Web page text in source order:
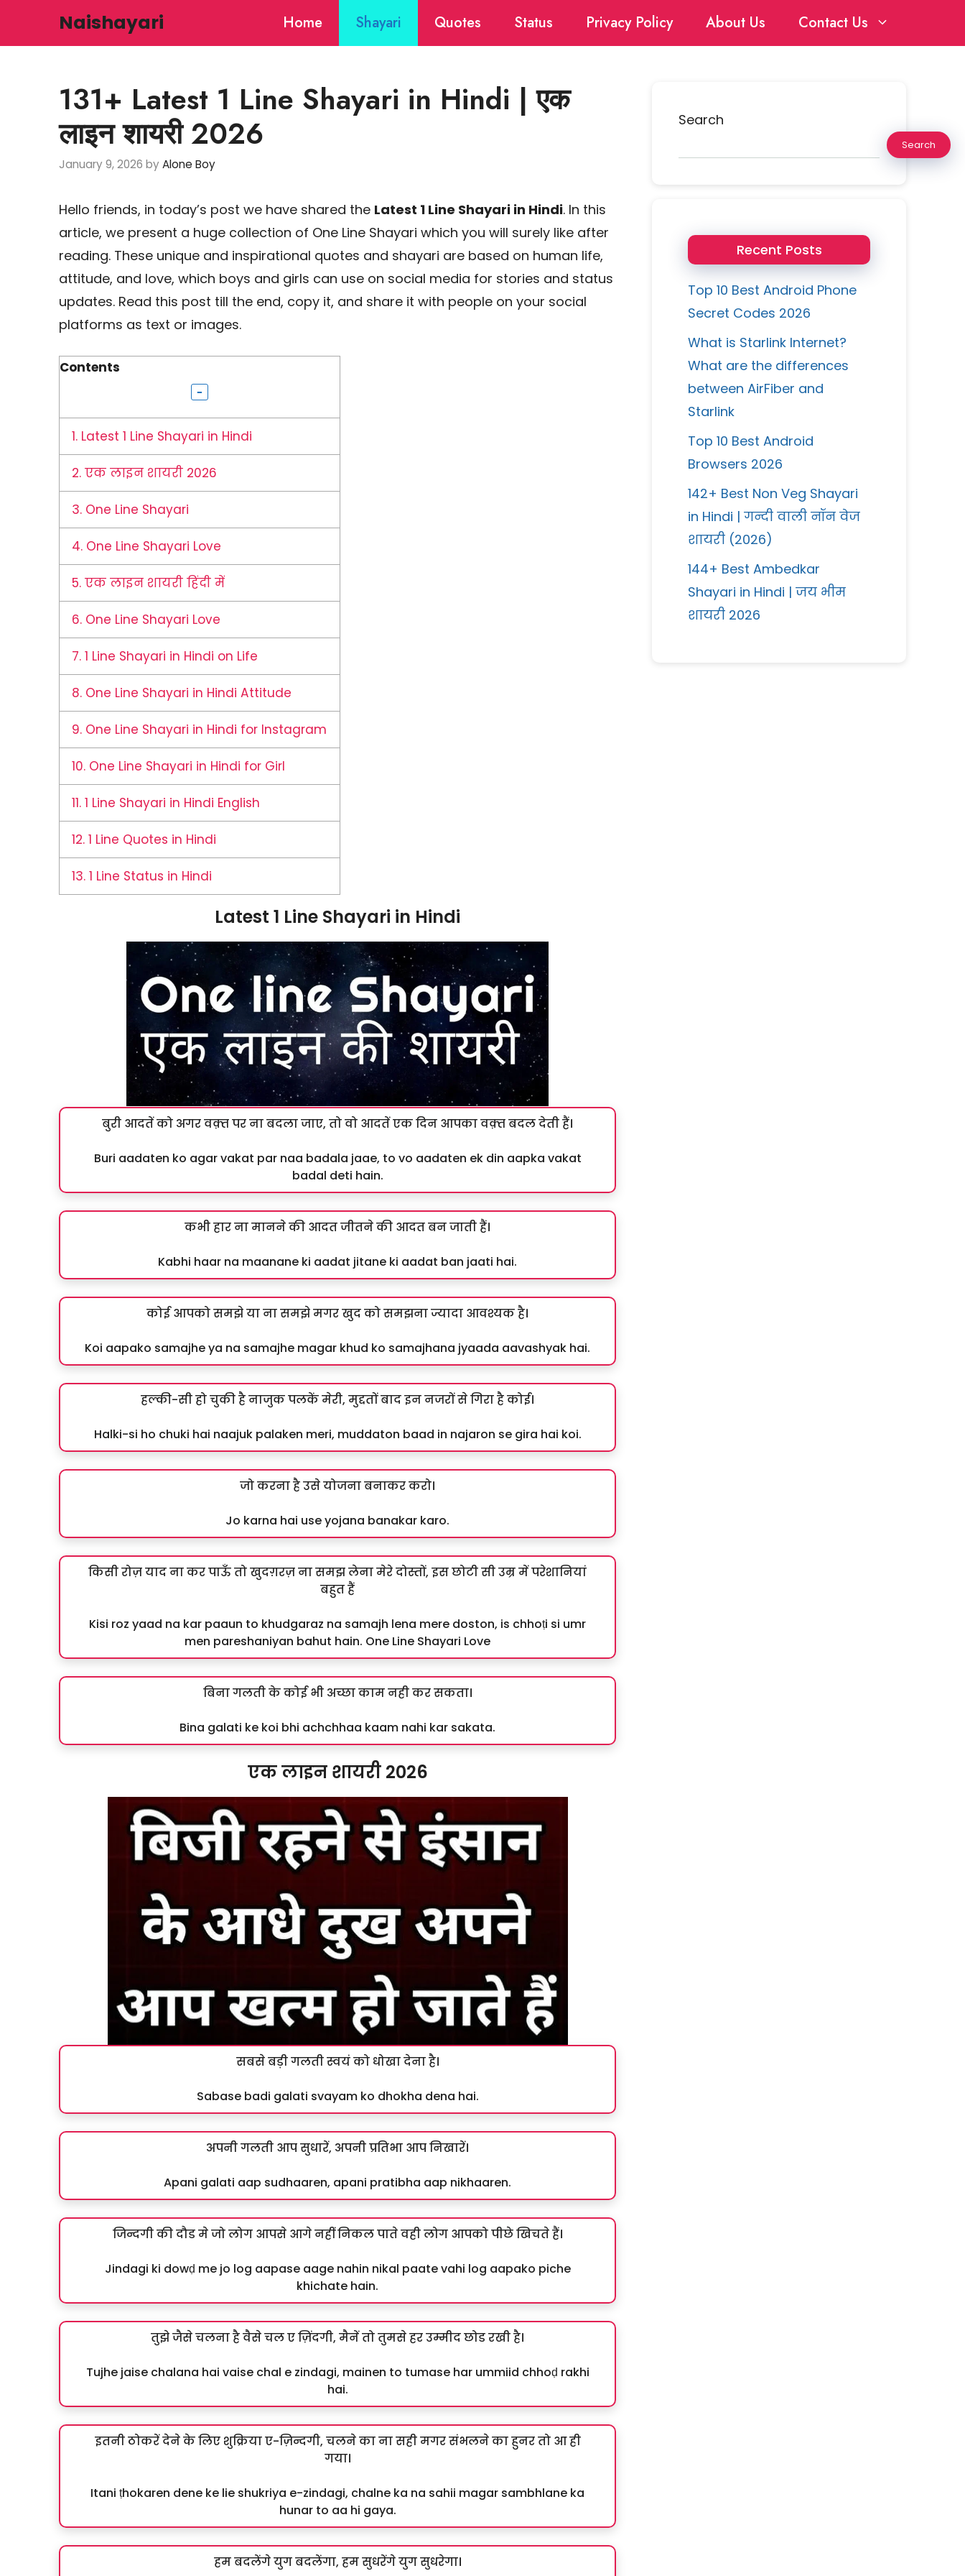
Naishayari Home Shayari Quotes Status Privacy Policy About Us Contact Us
131+ Latest 1 Line Shayari in Hindi | एक
लाइन शायरी 2026
January 9, 2026 by Alone Boy
Hello friends, in today’s post we have shared the Latest 1 Line Shayari in Hindi. In this
article, we present a huge collection of One Line Shayari which you will surely like after
reading. These unique and inspirational quotes and shayari are based on human life,
attitude, and love, which boys and girls can use on social media for stories and status
updates. Read this post till the end, copy it, and share it with people on your social
platforms as text or images.
Contents
1. Latest 1 Line Shayari in Hindi
2. एक लाइन शायरी 2026
3. One Line Shayari
4. One Line Shayari Love
5. एक लाइन शायरी हिंदी में
6. One Line Shayari Love
7. 1 Line Shayari in Hindi on Life
8. One Line Shayari in Hindi Attitude
9. One Line Shayari in Hindi for Instagram
10. One Line Shayari in Hindi for Girl
11. 1 Line Shayari in Hindi English
12. 1 Line Quotes in Hindi
13. 1 Line Status in Hindi
Latest 1 Line Shayari in Hindi
बुरी आदतें को अगर वक़्त पर ना बदला जाए, तो वो आदतें एक दिन आपका वक़्त बदल देती हैं।
Buri aadaten ko agar vakat par naa badala jaae, to vo aadaten ek din aapka vakat
badal deti hain.
कभी हार ना मानने की आदत जीतने की आदत बन जाती हैं।
Kabhi haar na maanane ki aadat jitane ki aadat ban jaati hai.
कोई आपको समझे या ना समझे मगर खुद को समझना ज्यादा आवश्यक है।
Koi aapako samajhe ya na samajhe magar khud ko samajhana jyaada aavashyak hai.
हल्की-सी हो चुकी है नाजुक पलकें मेरी, मुद्दतों बाद इन नजरों से गिरा है कोई।
Halki-si ho chuki hai naajuk palaken meri, muddaton baad in najaron se gira hai koi.
जो करना है उसे योजना बनाकर करो।
Jo karna hai use yojana banakar karo.
किसी रोज़ याद ना कर पाऊँ तो खुदग़रज़ ना समझ लेना मेरे दोस्तों, इस छोटी सी उम्र में परेशानियां
बहुत हैं
Kisi roz yaad na kar paaun to khudgaraz na samajh lena mere doston, is chhoṭi si umr
men pareshaniyan bahut hain. One Line Shayari Love
बिना गलती के कोई भी अच्छा काम नही कर सकता।
Bina galati ke koi bhi achchhaa kaam nahi kar sakata.
एक लाइन शायरी 2026
सबसे बड़ी गलती स्वयं को धोखा देना है।
Sabase badi galati svayam ko dhokha dena hai.
अपनी गलती आप सुधारें, अपनी प्रतिभा आप निखारें।
Apani galati aap sudhaaren, apani pratibha aap nikhaaren.
जिन्दगी की दौड मे जो लोग आपसे आगे नहीं निकल पाते वही लोग आपको पीछे खिचते हैं।
Jindagi ki dowḍ me jo log aapase aage nahin nikal paate vahi log aapako piche
khichate hain.
तुझे जैसे चलना है वैसे चल ए ज़िंदगी, मैनें तो तुमसे हर उम्मीद छोड रखी है।
Tujhe jaise chalana hai vaise chal e zindagi, mainen to tumase har ummiid chhoḍ rakhi
hai.
इतनी ठोकरें देने के लिए शुक्रिया ए-ज़िन्दगी, चलने का ना सही मगर संभलने का हुनर तो आ ही
गया।
Itani ṭhokaren dene ke lie shukriya e-zindagi, chalne ka na sahii magar sambhlane ka
hunar to aa hi gaya.
हम बदलेंगे युग बदलेंगा, हम सुधरेंगे युग सुधरेगा।
Search
Search
Recent Posts
Top 10 Best Android Phone
Secret Codes 2026
What is Starlink Internet?
What are the differences
between AirFiber and
Starlink
Top 10 Best Android
Browsers 2026
142+ Best Non Veg Shayari
in Hindi | गन्दी वाली नॉन वेज
शायरी (2026)
144+ Best Ambedkar
Shayari in Hindi | जय भीम
शायरी 2026